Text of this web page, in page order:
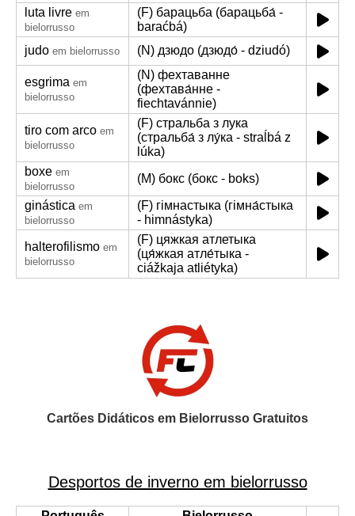
luta livre em
bielorrusso
(F) барацьба (барацьба́ -
baraćbá)
judo em bielorrusso (N) дзюдо (дзюдо́ - dziudó)
esgrima em
bielorrusso
(N) фехтаванне
(фехтава́нне -
fiechtavánnie)
tiro com arco em
bielorrusso
(F) стральба з лука
(стральба́ з лу́ка - straĺbá z
lúka)
boxe em
bielorrusso
(M) бокс (бокс - boks)
ginástica em
bielorrusso
(F) гімнастыка (гімна́стыка
- himnástyka)
halterofilismo em
bielorrusso
(F) цяжкая атлетыка
(ця́жкая атле́тыка -
ciážkaja atliétyka)
Cartões Didáticos em Bielorrusso Gratuitos
Desportos de inverno em bielorrusso